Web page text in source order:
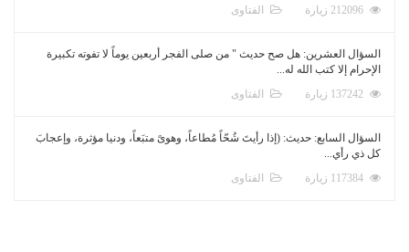
الفتاوى
السؤال العشرين: هل صح حديث " من صلى الفجر أربعين يوماً لا تفوته تكبيرة
الإحرام إلا كتب الله له...
الفتاوى
السؤال السابع: حديث: (إذا رأيتَ شُحّاً مُطاعاً، وهوىً متبَعاً، ودنيا مؤثرة، وإعجابَ
كل ذي رأي...
الفتاوى